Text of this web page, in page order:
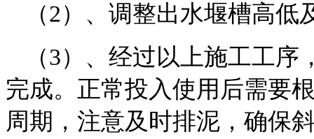
（2）、调整出水堰槽高低
（3）、经过以上施工工序
完成。正常投入使用后需要
周期，注意及时排泥，确保